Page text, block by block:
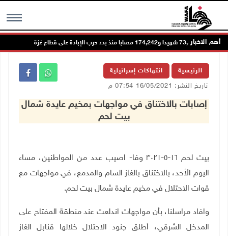
MENU أهم الاخبار
73,384 شهيدا و174,242 مصابا منذ بدء حرب الإبادة على قطاع غزة
الرئيسية انتهاكات إسرائيلية
تاريخ النشر: 16/05/2021 07:54 م
إصابات بالاختناق في مواجهات بمخيم عايدة شمال
بيت لحم
بيت لحم ١٦-٥-٣٠٢١ وفا- اصيب عدد من المواطنين، مساء
اليوم الأحد، بالاختناق بالغاز السام والمدمع، في مواجهات مع
قوات الاحتلال في مخيم عايدة شمال بيت لحم.
وافاد مراسلنا، بأن مواجهات اندلعت عند منطقة المفتاح على
المدخل الشرقي، أطلق جنود الاحتلال خلالها قنابل الغاز